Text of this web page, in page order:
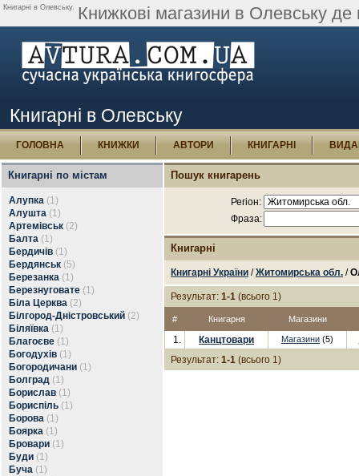
Книгарні в Олевську. Книжкові магазини в Олевську
Книгарні в Олевську
ГОЛОВНА КНИЖКИ АВТОРИ КНИГАРНІ
Книгарні по містам
Алупка (1)
Алушта (1)
Артемівськ (2)
Балта (1)
Бердичів (1)
Бердянськ (5)
Березанка (1)
Березнуговате (1)
Біла Церква (2)
Білгород-Дністровський (2)
Біляївка (1)
Благоєве (1)
Богодухів (1)
Богородичани (1)
Болград (1)
Борислав (1)
Бориспіль (1)
Борова (1)
Боярка (1)
Бровари (1)
Буди (1)
Буча (1)
Пошук книгарень
Регіон:
Фраза:
Книгарні
Книгарні України /Житомирська обл. /
Результат: 1-1 (всього 1)
# Книгарня Магазини
1. Канцтовари Магазини (5)
Результат: 1-1 (всього 1)